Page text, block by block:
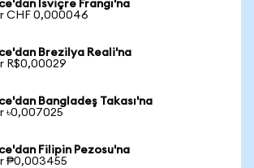
İsviçre Frangı'na
CHF 0,000046
Brezilya Reali'na
R$0,00029
Bangladeş Takası'na
৳0,007025
Filipin Pezosu'na
₱0,003455